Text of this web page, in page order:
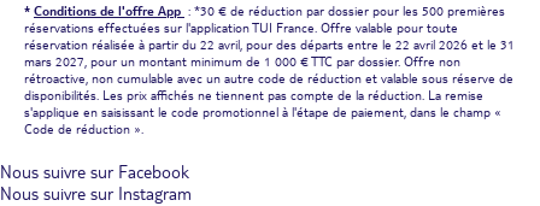
* Conditions de l'offre App : *30 € de réduction par dossier pour les 500 premières
réservations effectuées sur l'application TUI France. Offre valable pour toute
réservation réalisée à partir du 22 avril, pour des départs entre le 22 avril 2026 et le 31
mars 2027, pour un montant minimum de 1 000 € TTC par dossier. Offre non
rétroactive, non cumulable avec un autre code de réduction et valable sous réserve de
disponibilités. Les prix affichés ne tiennent pas compte de la réduction. La remise
s'applique en saisissant le code promotionnel à l'étape de paiement, dans le champ «
Code de réduction ».
Nous suivre sur Facebook
Nous suivre sur Instagram